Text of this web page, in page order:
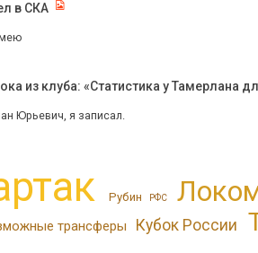
в СКА
из клуба: «Статистика у Тамерлана
Юрьевич, я записал.
Рубин РФС
трансферы Кубок России